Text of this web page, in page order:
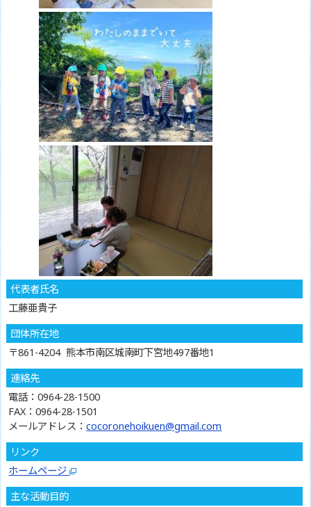
代表者氏名
工藤亜貴子
団体所在地
〒861-4204 熊本市南区城南町下宮地497番地1
連絡先
電話：0964-28-1500
FAX：0964-28-1501
メールアドレス：cocoronehoikuen@gmail.com
リンク
ホームページ
主な活動目的